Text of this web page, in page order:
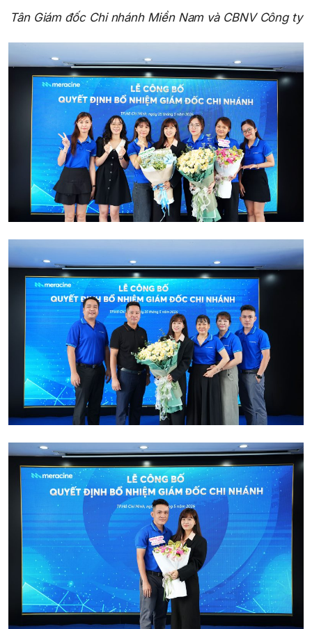
Tân Giám đốc Chi nhánh Miền Nam và CBNV Công ty